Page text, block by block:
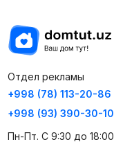
Отдел рекламы
+998 (78) 113-20-86
+998 (93) 390-30-10
Пн-Пт. С 9:30 до 18:00